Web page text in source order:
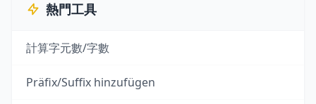
熱門工具
計算字元數/字數
Präfix/Suffix hinzufügen